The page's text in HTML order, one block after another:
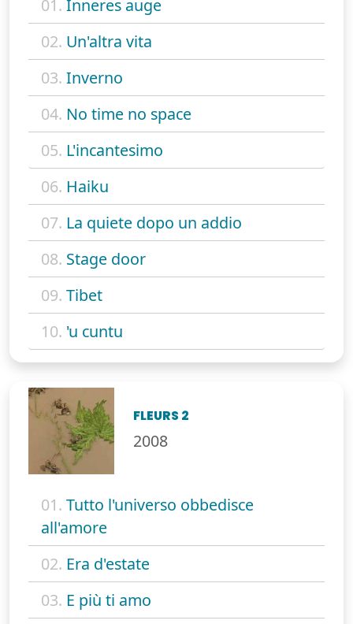
01. Inneres auge
02. Un'altra vita
03. Inverno
04. No time no space
05. L'incantesimo
06. Haiku
07. La quiete dopo un addio
08. Stage door
09. Tibet
10. 'u cuntu
FLEURS 2
2008
01. Tutto l'universo obbedisce
all'amore
02. Era d'estate
03. E più ti amo